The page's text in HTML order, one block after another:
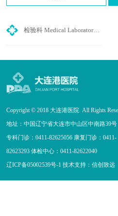
检验科 Medical Laboratory Department
Copyright © 2018 大连港医院. All Rights
地址：中国辽宁省大连市中山区中南路39号
专科门诊：0411-82625056 康复门诊：0411-
82623293 体检中心：0411-82622040
辽ICP备05002539号-1 技术支持：信创致远